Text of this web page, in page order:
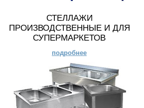
СТЕЛЛАЖИ
ПРОИЗВОДСТВЕННЫЕ И ДЛЯ
СУПЕРМАРКЕТОВ
подробнее